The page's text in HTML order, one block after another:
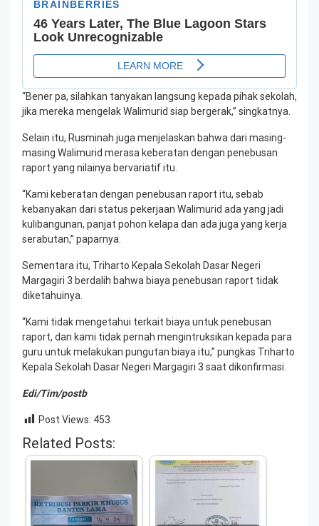
“Bener pa, silahkan tanyakan langsung kepada pihak sekolah,
jika mereka mengelak Walimurid siap bergerak,” singkatnya.
Selain itu, Rusminah juga menjelaskan bahwa dari masing-
masing Walimurid merasa keberatan dengan penebusan
raport yang nilainya bervariatif itu.
“Kami keberatan dengan penebusan raport itu, sebab
kebanyakan dari status pekerjaan Walimurid ada yang jadi
kulibangunan, panjat pohon kelapa dan ada juga yang kerja
serabutan,” paparnya.
Sementara itu, Triharto Kepala Sekolah Dasar Negeri
Margagiri 3 berdalih bahwa biaya penebusan raport tidak
diketahuinya.
“Kami tidak mengetahui terkait biaya untuk penebusan
raport, dan kami tidak pernah mengintruksikan kepada para
guru untuk melakukan pungutan biaya itu,” pungkas Triharto
Kepala Sekolah Dasar Negeri Margagiri 3 saat dikonfirmasi.
Edi/Tim/postb
Post Views: 453
Related Posts: